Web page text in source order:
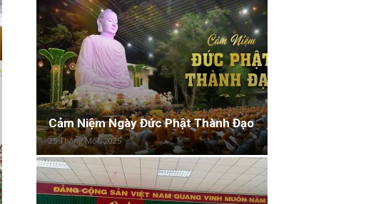
Cảm Niệm Ngày Đức Phật Thành Đạo
25 Tháng Một, 2025